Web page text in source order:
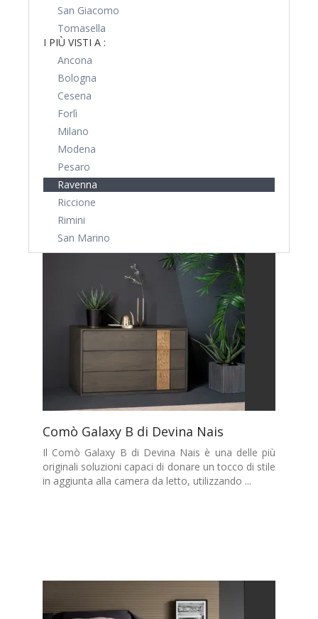
San Giacomo
Tomasella
I PIÙ VISTI A :
Ancona
Bologna
Cesena
Forlì
Milano
Modena
Pesaro
Ravenna
Riccione
Rimini
San Marino
Comò Galaxy B di Devina Nais
Il Comò Galaxy B di Devina Nais è una delle più
originali soluzioni capaci di donare un tocco di stile
in aggiunta alla camera da letto, utilizzando ...